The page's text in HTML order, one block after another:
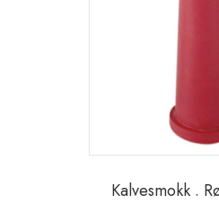
Kalvesmokk .